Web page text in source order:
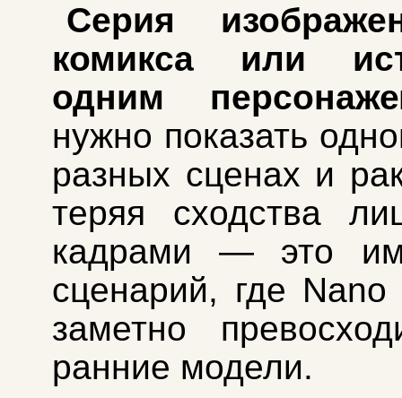
Серия
комикса или
одним
нужно показать
разных сценах и
теряя сходства
кадрами — это
сценарий, где
заметно
ранние модели.